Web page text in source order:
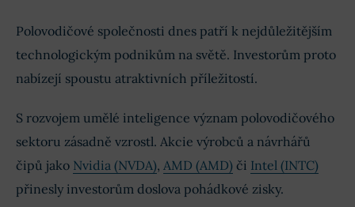
Polovodičové společnosti dnes patří k nejdůležitějším
technologickým podnikům na světě. Investorům proto
nabízejí spoustu atraktivních příležitostí.
S rozvojem umělé inteligence význam polovodičového
sektoru zásadně vzrostl. Akcie výrobců a návrhářů
čipů jako Nvidia (NVDA), AMD (AMD) či Intel (INTC)
přinesly investorům doslova pohádkové zisky.